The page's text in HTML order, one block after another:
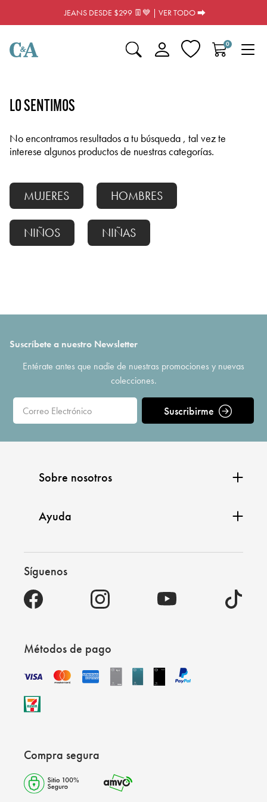
JEANS DESDE $299 👖💙 | VER TODO ⮕
0
LO SENTIMOS
No encontramos resultados a tu búsqueda , tal vez te
interese algunos productos de nuestras categorías.
MUJERES HOMBRES
NIÑOS NIÑAS
Suscríbete a nuestro Newsletter
Entérate antes que nadie de nuestras promociones y nuevas
colecciones.
Suscribirme
Sobre nosotros
Ayuda
Síguenos
Métodos de pago
Compra segura